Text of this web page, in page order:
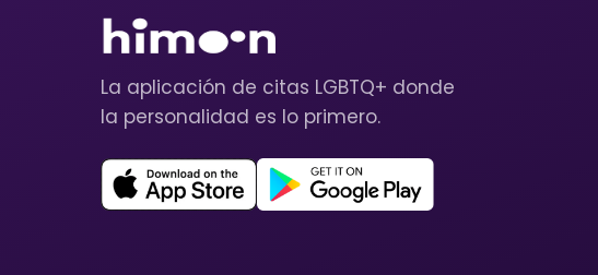
La aplicación de citas LGBTQ+ donde
la personalidad es lo primero.